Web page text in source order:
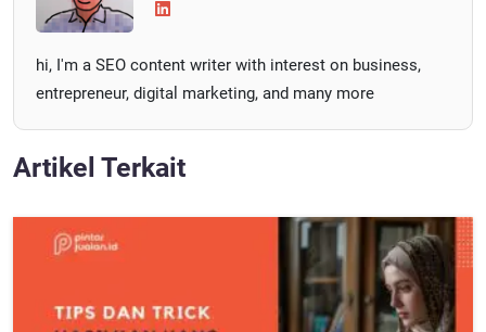
hi, I'm a SEO content writer with interest on business,
entrepreneur, digital marketing, and many more
Artikel Terkait